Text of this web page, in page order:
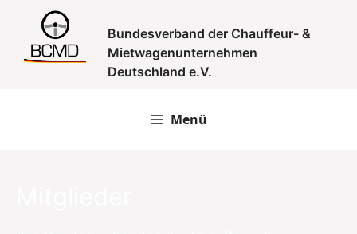
springen
Bundesverband der Chauffeur- &
Mietwagenunternehmen
Deutschland e.V.
Menü